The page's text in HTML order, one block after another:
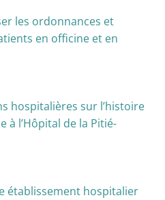
les ordonnances et
en officine et en
hospitalières sur l’histoire
à l’Hôpital de la Pitié-
établissement hospitalier